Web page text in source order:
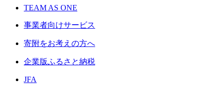
TEAM AS ONE
事業者向けサービス
寄附をお考えの方へ
企業版ふるさと納税
JFA